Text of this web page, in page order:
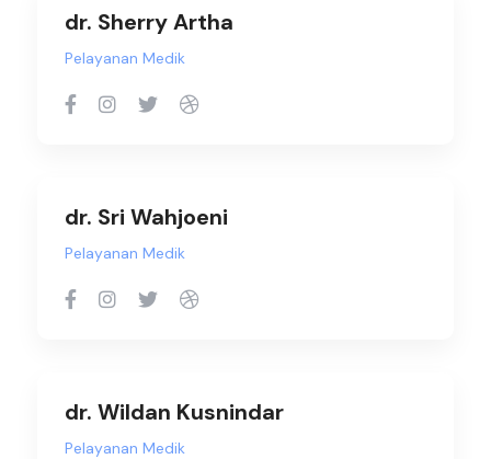
dr. Sherry Artha
Pelayanan Medik
dr. Sri Wahjoeni
Pelayanan Medik
dr. Wildan Kusnindar
Pelayanan Medik